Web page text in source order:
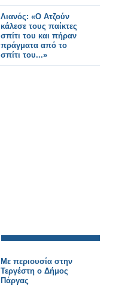
Λιανός: «Ο Ατζούν
κάλεσε τους παίκτες
σπίτι του και πήραν
πράγματα από το
σπίτι του...»
Με περιουσία στην
Τεργέστη ο Δήμος
Πάργας